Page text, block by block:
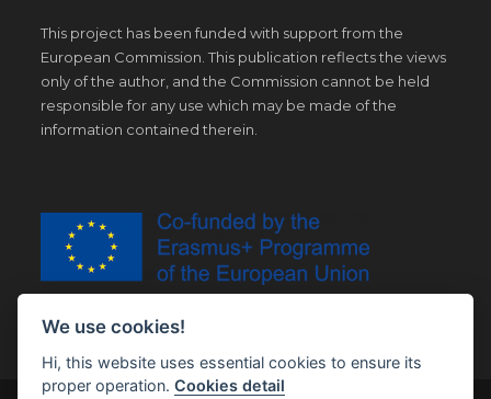
This project has been funded with support from the
European Commission. This publication reflects the views
only of the author, and the Commission cannot be held
responsible for any use which may be made of the
information contained therein.
We use cookies!
Hi, this website uses essential cookies to ensure its
proper operation.Cookies detail